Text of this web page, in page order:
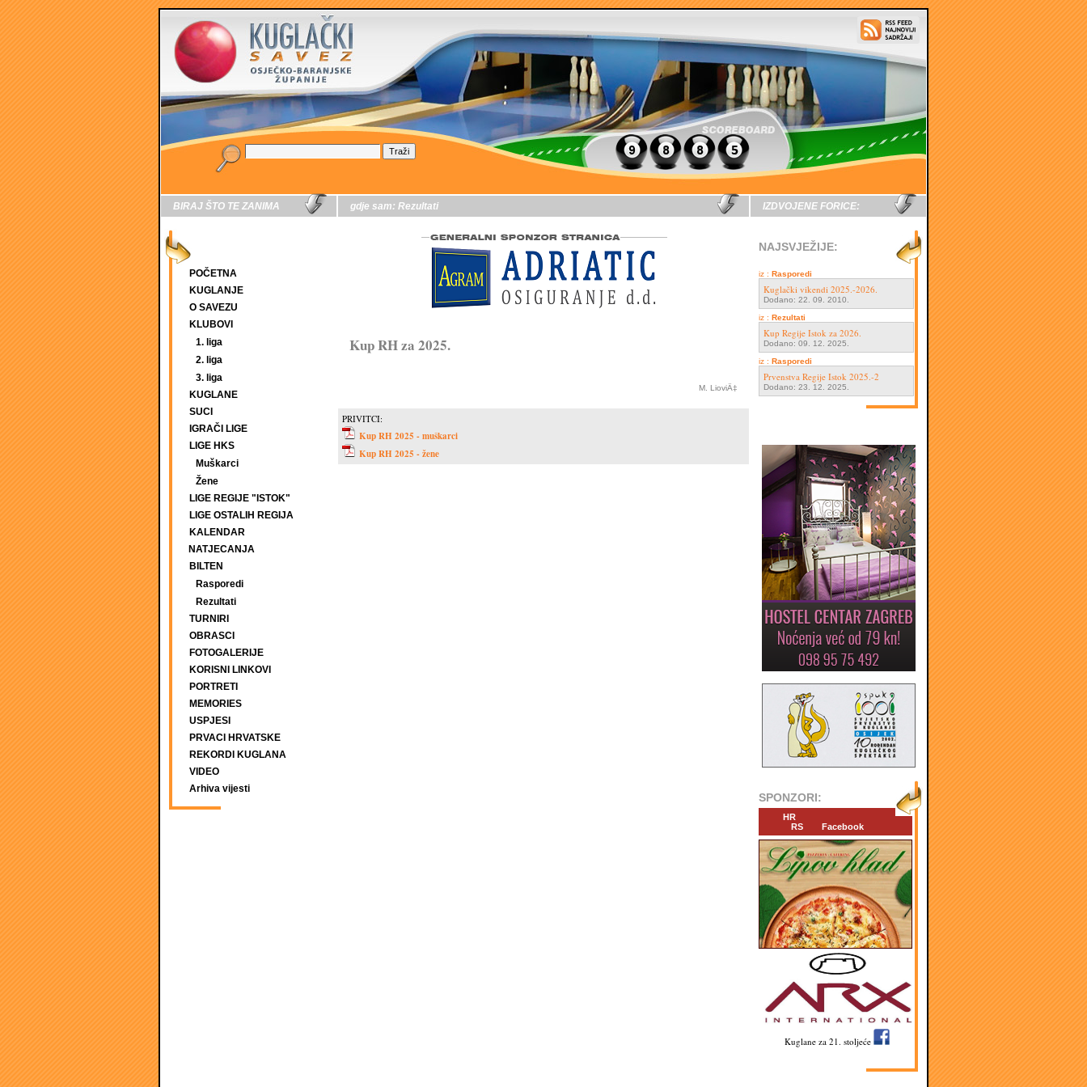
BIRAJ ŠTO TE ZANIMA
POČETNA
KUGLANJE
O SAVEZU
KLUBOVI
1. liga
2. liga
3. liga
KUGLANE
SUCI
IGRAČI LIGE
LIGE HKS
Muškarci
Žene
LIGE REGIJE "ISTOK"
LIGE OSTALIH REGIJA
KALENDAR
NATJECANJA
BILTEN
Rasporedi
Rezultati
TURNIRI
OBRASCI
FOTOGALERIJE
KORISNI LINKOVI
PORTRETI
MEMORIES
USPJESI
PRVACI HRVATSKE
REKORDI KUGLANA
VIDEO
Arhiva vijesti
gdje sam: Rezultati
Kup RH za 2025.
M. LioviÄ‡
PRIVITCI:
Kup RH 2025 - muškarci
Kup RH 2025 - žene
IZDVOJENE FORICE:
NAJSVJEŽIJE:
iz : Rasporedi
Kuglački vikendi 2025.-2026.
Dodano: 22. 09. 2010.
iz : Rezultati
Kup Regije Istok za 2026.
Dodano: 09. 12. 2025.
iz : Rasporedi
Prvenstva Regije Istok 2025.-2
Dodano: 23. 12. 2025.
SPONZORI:
HR
RS
Facebook
Kuglane za 21. stoljeće